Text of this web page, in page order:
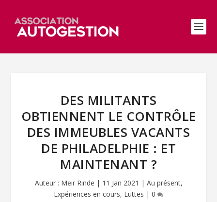
DES MILITANTS
OBTIENNENT LE CONTRÔLE
DES IMMEUBLES VACANTS
DE PHILADELPHIE : ET
MAINTENANT ?
Auteur : Meir Rinde | 11 Jan 2021 | Au présent,
Expériences en cours, Luttes | 0